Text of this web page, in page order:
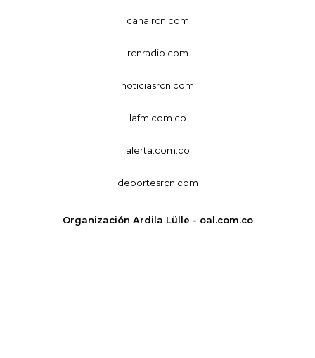
canalrcn.com
rcnradio.com
noticiasrcn.com
lafm.com.co
alerta.com.co
deportesrcn.com
Organización Ardila Lülle - oal.com.co